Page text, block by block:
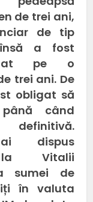
de trei ani,
de tip
însă a fost
pe o
trei ani. De
obligat să
când
dispus
Vitalii
sumei de
în valuta